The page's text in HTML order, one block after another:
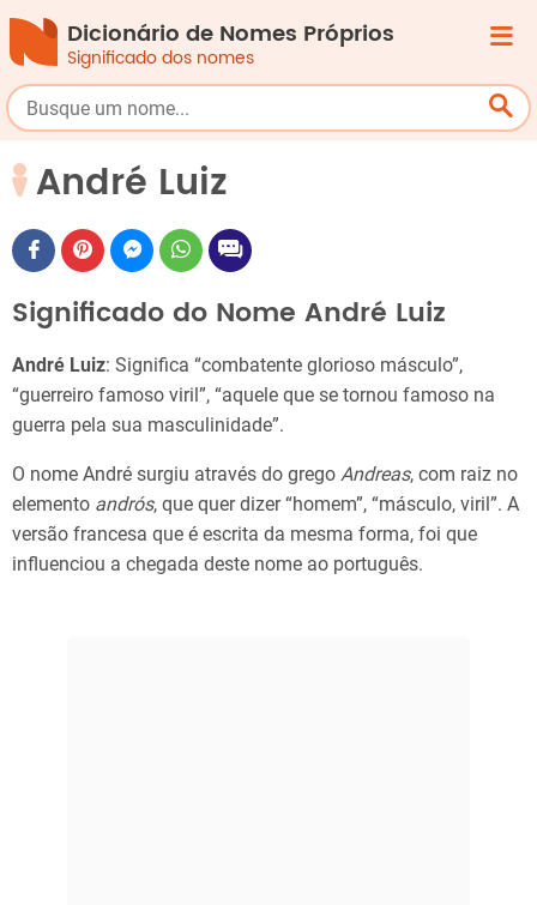
Dicionário de Nomes Próprios
Significado dos nomes
André Luiz
Significado do Nome André Luiz
André Luiz: Significa “combatente glorioso másculo”,
“guerreiro famoso viril”, “aquele que se tornou famoso na
guerra pela sua masculinidade”.
O nome André surgiu através do grego Andreas, com raiz no
elemento andrós, que quer dizer “homem”, “másculo, viril”. A
versão francesa que é escrita da mesma forma, foi que
influenciou a chegada deste nome ao português.